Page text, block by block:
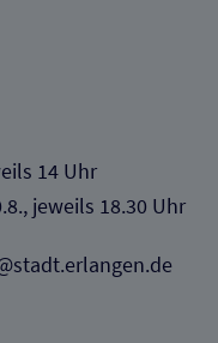
14 Uhr
jeweils 18.30 Uhr